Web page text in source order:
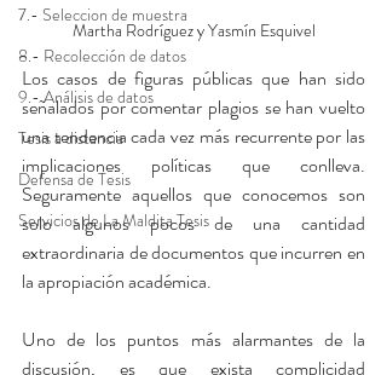
7.- Seleccion de muestra
8.- Recolección de datos
9.- Análisis de datos
Tesis a distancia
Defensa de Tesis
Servicios de La Maldita Tesis
Martha Rodríguez y Yasmín Esquivel
Los casos de figuras públicas que han sido
señalados por comentar plagios se han vuelto
una tendencia cada vez más recurrente por las
implicaciones políticas que conlleva.
Seguramente aquellos que conocemos son
solo algunos pocos de una cantidad
extraordinaria de documentos que incurren en
la apropiación académica.
Uno de los puntos más alarmantes de la
discusión, es que exista complicidad